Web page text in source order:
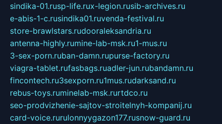
sindika-01.rusp-life.rux-legion.rusib-archives.ru
e-abis-1-c.rusindika01.ruvenda-festival.ru
store-brawlstars.rudooraleksandria.ru
antenna-highly.rumine-lab-msk.ru1-mus.ru
3-sex-porn.ruban-damn.rupurse-factory.ru
viagra-tablet.rufasbags.ruadler-jun.rubandamn.ru
fincontech.ru3sexporn.ru1mus.rudarksand.ru
rebus-toys.ruminelab-msk.rurtdco.ru
seo-prodvizhenie-sajtov-stroitelnyh-kompanij.ru
card-voice.rurulonnyygazon177.rusnow-guard.ru